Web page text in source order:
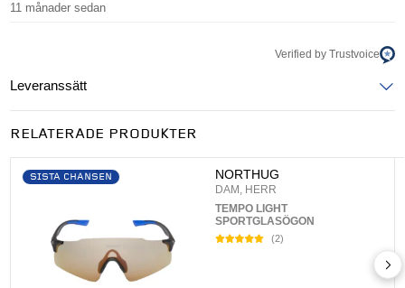
11 månader sedan
Verified by Trustvoice
Leveranssätt
RELATERADE PRODUKTER
SISTA CHANSEN NORTHUG
DAM, HERR
TEMPO LIGHT
SPORTGLASÖGON
(2)